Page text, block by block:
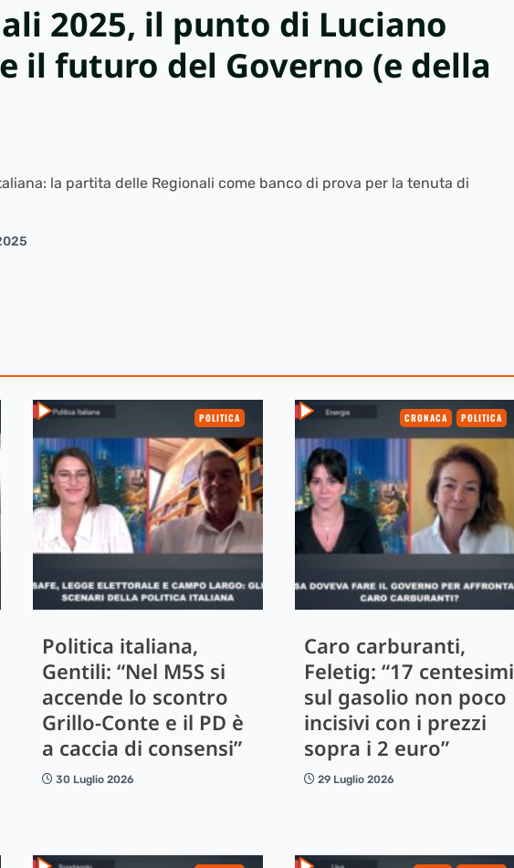
2025, il punto di Luciano
il futuro del Governo (e della
la partita delle Regionali come banco di prova per la tenuta di
POLITICA
Politica italiana,
Gentili: “Nel M5S si
accende lo scontro
Grillo-Conte e il PD è
a caccia di consensi”
30 Luglio 2026
CRONACA POLITICA
Caro carburanti,
Feletig: “17 centesimi
sul gasolio non poco
incisivi con i prezzi
sopra i 2 euro”
29 Luglio 2026